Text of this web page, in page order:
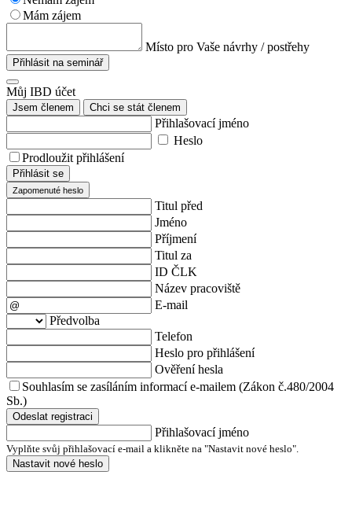
Mám zájem
Místo pro Vaše návrhy / postřehy
Přihlásit na seminář
Můj IBD účet
Jsem členem Chci se stát členem
Přihlašovací jméno
Heslo
Prodloužit přihlášení
Přihlásit se
Zapomenuté heslo
Titul před
Jméno
Příjmení
Titul za
ID ČLK
Název pracoviště
E-mail
Předvolba
Telefon
Heslo pro přihlášení
Ověření hesla
Souhlasím se zasíláním informací e-mailem (Zákon č.480/2004
Sb.)
Odeslat registraci
Přihlašovací jméno
Vyplňte svůj přihlašovací e-mail a klikněte na "Nastavit nové heslo".
Nastavit nové heslo